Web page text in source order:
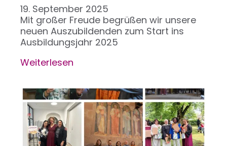
19. September 2025
Mit großer Freude begrüßen wir unsere
neuen Auszubildenden zum Start ins
Ausbildungsjahr 2025
Weiterlesen
an
unserer
Pflegeschule!